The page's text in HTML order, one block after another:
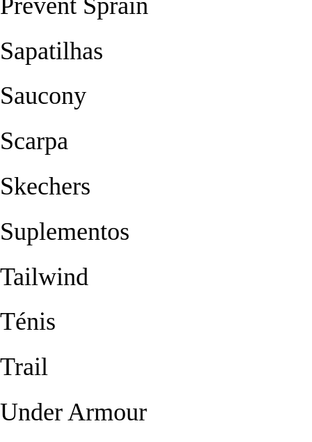
Sapatilhas
Saucony
Scarpa
Skechers
Suplementos
Tailwind
Ténis
Trail
Under Armour